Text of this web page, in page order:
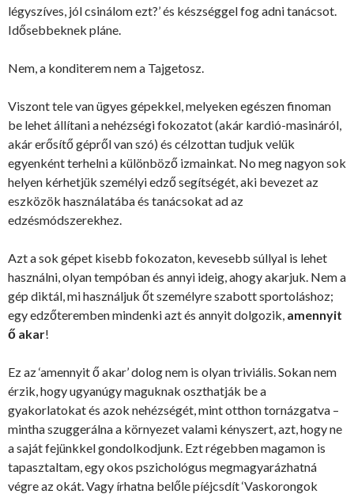
légyszíves, jól csinálom ezt?’ és készséggel fog adni tanácsot.
Idősebbeknek pláne.
Nem, a konditerem nem a Tajgetosz.
Viszont tele van ügyes gépekkel, melyeken egészen finoman
be lehet állítani a nehézségi fokozatot (akár kardió-masináról,
akár erősítő gépről van szó) és célzottan tudjuk velük
egyenként terhelni a különböző izmainkat. No meg nagyon sok
helyen kérhetjük személyi edző segítségét, aki bevezet az
eszközök használatába és tanácsokat ad az
edzésmódszerekhez.
Azt a sok gépet kisebb fokozaton, kevesebb súllyal is lehet
használni, olyan tempóban és annyi ideig, ahogy akarjuk. Nem a
gép diktál, mi használjuk őt személyre szabott sportoláshoz;
egy edzőteremben mindenki azt és annyit dolgozik, amennyit
ő akar!
Ez az ‘amennyit ő akar’ dolog nem is olyan triviális. Sokan nem
érzik, hogy ugyanúgy maguknak oszthatják be a
gyakorlatokat és azok nehézségét, mint otthon tornázgatva –
mintha szuggerálna a környezet valami kényszert, azt, hogy ne
a saját fejünkkel gondolkodjunk. Ezt régebben magamon is
tapasztaltam, egy okos pszichológus megmagyarázhatná
végre az okát. Vagy írhatna belőle píéjcsdít ‘Vaskorongok